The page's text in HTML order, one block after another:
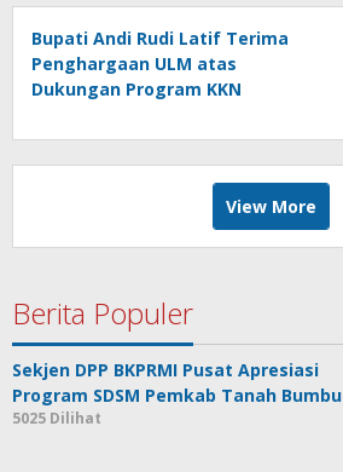
Bupati Andi Rudi Latif Terima
Penghargaan ULM atas
Dukungan Program KKN
View More
Berita Populer
Sekjen DPP BKPRMI Pusat Apresiasi
Program SDSM Pemkab Tanah Bumbu
5025 Dilihat